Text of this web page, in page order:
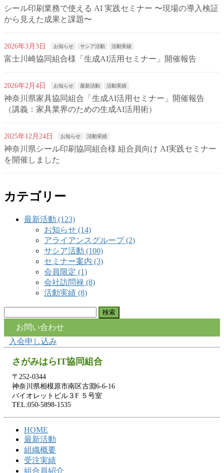
シール印刷業務で使える AI 実践セミナー 〜現場の導入検証
から見えた成果と課題〜
2026年3月3日 お知らせ サシア活動 活動実績
富士川崎協同組合様「生成AI活用セミナー」開催報告
2026年2月4日 お知らせ 最新活動 活動実績
神奈川県家具協同組合「生成AI活用セミナー」開催報告
（講義：家具業界のための生成AI活用術）
2025年12月24日 お知らせ 活動実績
神奈川県シール印刷協同組合様 組合員向け AI実践セミナー
を開催しました
カテゴリー
最新活動 (123)
お知らせ (14)
アライアンスグループ (2)
サシア活動 (100)
セミナー案内 (3)
会員限定 (1)
会社訪問禄 (8)
活動実績 (8)
索:
お問い合わせ
入会申し込み
さがみはらIT協同組合
〒252-0344
神奈川県相模原市南区古淵6-6-16
バイオレットビル３F ５号室
TEL:050-5898-1535
HOME
最新活動
組織概要
受注実績
組合員紹介